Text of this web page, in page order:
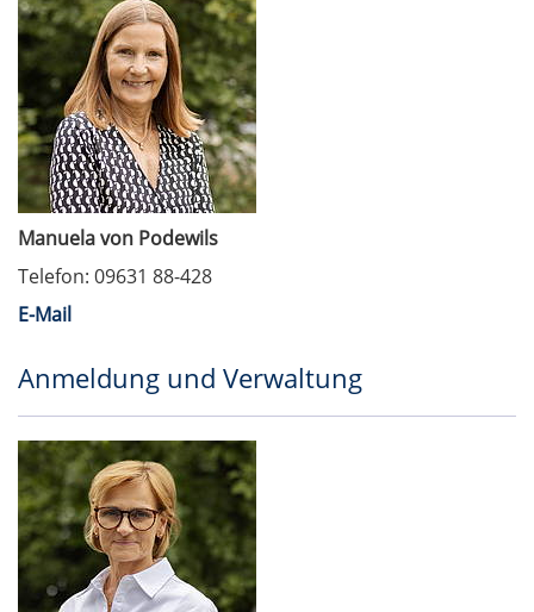
Manuela von Podewils
Telefon: 09631 88-428
E-Mail
Anmeldung und Verwaltung